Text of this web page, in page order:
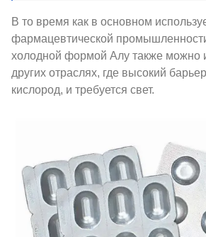
В то время как в основном
фармацевтической
холодной формой Алу также можно
других отраслях, где высокий
кислород, и требуется свет.